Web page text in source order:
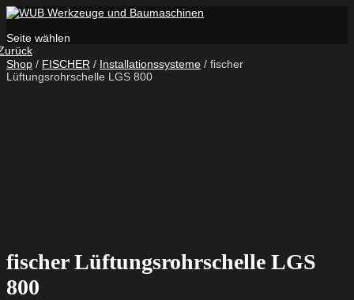
Seite wählen
Shop / FISCHER / Installationssysteme / fischer
Lüftungsrohrschelle LGS 800
fischer Lüftungsrohrschelle LGS
800